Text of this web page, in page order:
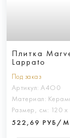
Плитка
Lappato
Под заказ
Артикул: A4O0
Материал:
Размер, см: 120 х
522,69 РУБ/